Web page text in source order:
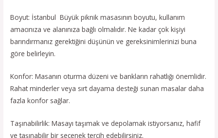
Boyut: İstanbul Büyük piknik masasının boyutu, kullanım
amacınıza ve alanınıza bağlı olmalıdır. Ne kadar çok kişiyi
barındırmanız gerektiğini düşünün ve gereksinimlerinizi buna
göre belirleyin.
Konfor: Masanın oturma düzeni ve bankların rahatlığı önemlidir.
Rahat minderler veya sırt dayama desteği sunan masalar daha
fazla konfor sağlar.
Taşınabilirlik: Masayı taşımak ve depolamak istiyorsanız, hafif
ve taşınabilir bir seçenek tercih edebilirsiniz.